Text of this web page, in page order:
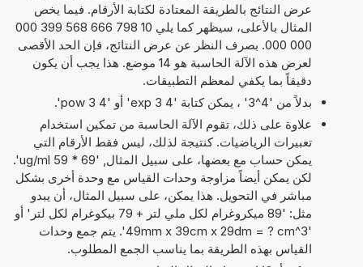
عرض النتائج بالطريقة المعتادة لكتابة الأرقام. فيما يخص
المثال بالأعلى، سيظهر كما يلي 10 798 666 568 399 000
000 000. بصرف النظر عن عرض النتائج، فإن الحد الأقصى
لعرض هذه الآلة الحاسبة هو 14 موضع. هذا يجب أن يكون
دقيقاً بما يكفي لمعظم التطبيقات.
بدلاً من '4^3' ، يمكن كتابة '4 exp 3' أو '4 pow 3'.
علاوة على ذلك، تقوم الآلة الحاسبة من تمكين استخدام
تعبيرات الرياضيات. كنتيجة لذلك، ليس فقط الأرقام التي
يمكن حساب مع بعضها، على سبيل المثال, '69 * 59 ug/ml'.
لكن يمكن أيضاً مزاوجة وحدات القياس مع وحدة أخرى بشكل
مباشر في التحويل. هذا يمكن، على سبيل المثال، أن يبدو
مثل: '89 ميكروغرام لكل ملي لتر + 79 بيكوغرام لكل لتر' أو
'49mm x 39cm x 29dm = ? cm^3'. يتم جمع وحدات
القياس بهذه الطريقة بما يناسب الجمع المطلوب.